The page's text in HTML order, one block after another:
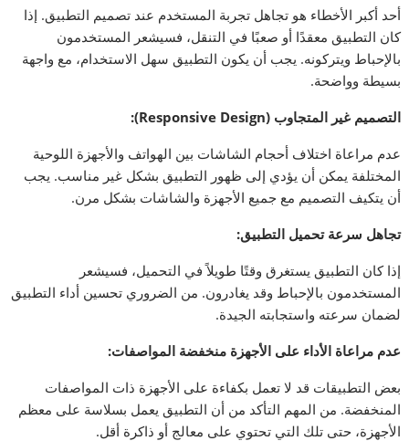
أحد أكبر الأخطاء هو تجاهل تجربة المستخدم عند تصميم التطبيق. إذا
كان التطبيق معقدًا أو صعبًا في التنقل، فسيشعر المستخدمون
بالإحباط ويتركونه. يجب أن يكون التطبيق سهل الاستخدام، مع واجهة
بسيطة وواضحة.
التصميم غير المتجاوب (Responsive Design):
عدم مراعاة اختلاف أحجام الشاشات بين الهواتف والأجهزة اللوحية
المختلفة يمكن أن يؤدي إلى ظهور التطبيق بشكل غير مناسب. يجب
أن يتكيف التصميم مع جميع الأجهزة والشاشات بشكل مرن.
تجاهل سرعة تحميل التطبيق:
إذا كان التطبيق يستغرق وقتًا طويلاً في التحميل، فسيشعر
المستخدمون بالإحباط وقد يغادرون. من الضروري تحسين أداء التطبيق
لضمان سرعته واستجابته الجيدة.
عدم مراعاة الأداء على الأجهزة منخفضة المواصفات:
بعض التطبيقات قد لا تعمل بكفاءة على الأجهزة ذات المواصفات
المنخفضة. من المهم التأكد من أن التطبيق يعمل بسلاسة على معظم
الأجهزة، حتى تلك التي تحتوي على معالج أو ذاكرة أقل.